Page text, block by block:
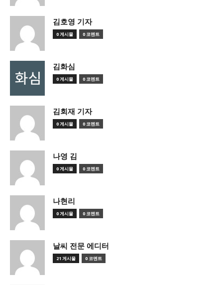
김호영 기자
0 게시물 0 코멘트
김화심
0 게시물 0 코멘트
김회재 기자
0 게시물 0 코멘트
나영 김
0 게시물 0 코멘트
나현리
0 게시물 0 코멘트
날씨 전문 에디터
21 게시물 0 코멘트